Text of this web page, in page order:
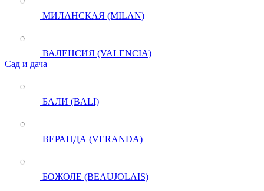
МИЛАНСКАЯ (MILAN)
ВАЛЕНСИЯ (VALENCIA)
Сад и дача
БАЛИ (BALI)
ВЕРАНДА (VERANDA)
БОЖОЛЕ (BEAUJOLAIS)